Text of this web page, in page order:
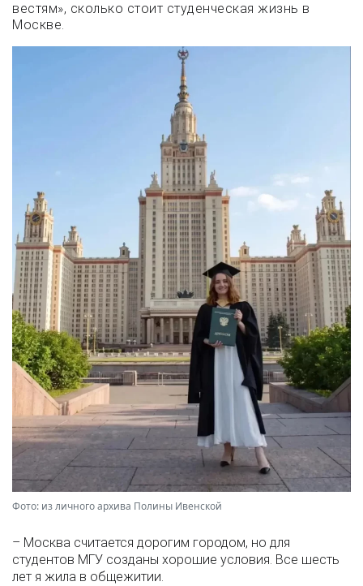
вестям», сколько стоит студенческая жизнь в
Москве.
Фото: из личного архива Полины Ивенской
– Москва считается дорогим городом, но для
студентов МГУ созданы хорошие условия. Все шесть
лет я жила в общежитии.